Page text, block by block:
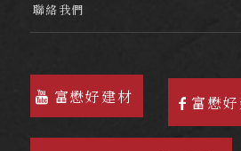
聯絡我們
富懋好建材 富懋